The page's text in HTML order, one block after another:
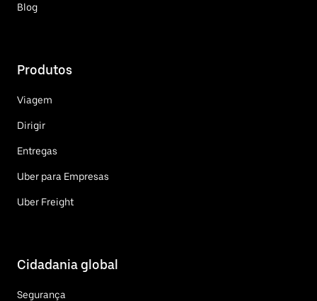
Blog
Produtos
Viagem
Dirigir
Entregas
Uber para Empresas
Uber Freight
Cidadania global
Segurança